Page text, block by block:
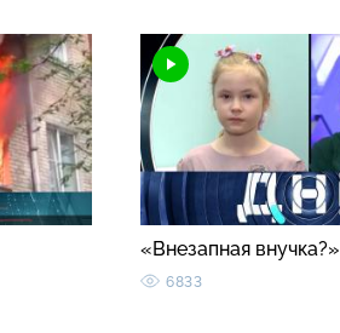
«Внезапная внучка?»
6833